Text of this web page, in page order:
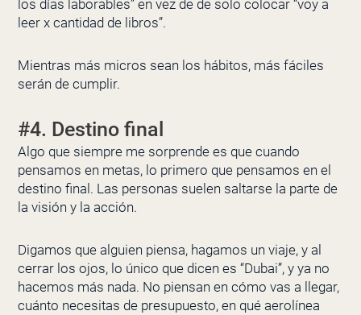
los días laborables” en vez de de solo colocar “voy a
leer x cantidad de libros”.
Mientras más micros sean los hábitos, más fáciles
serán de cumplir.
#4. Destino final
Algo que siempre me sorprende es que cuando
pensamos en metas, lo primero que pensamos en el
destino final. Las personas suelen saltarse la parte de
la visión y la acción.
Digamos que alguien piensa, hagamos un viaje, y al
cerrar los ojos, lo único que dicen es “Dubai”, y ya no
hacemos más nada. No piensan en cómo vas a llegar,
cuánto necesitas de presupuesto, en qué aerolínea